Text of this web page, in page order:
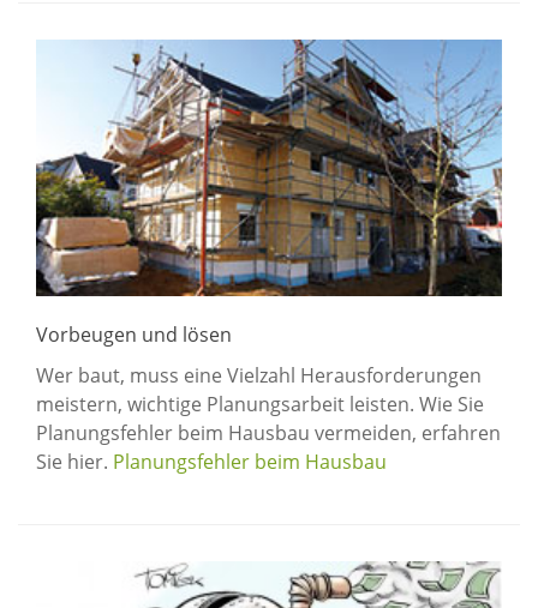
Vorbeugen und lösen
Wer baut, muss eine Vielzahl Herausforderungen
meistern, wichtige Planungsarbeit leisten. Wie Sie
Planungsfehler beim Hausbau vermeiden, erfahren
Sie hier. Planungsfehler beim Hausbau